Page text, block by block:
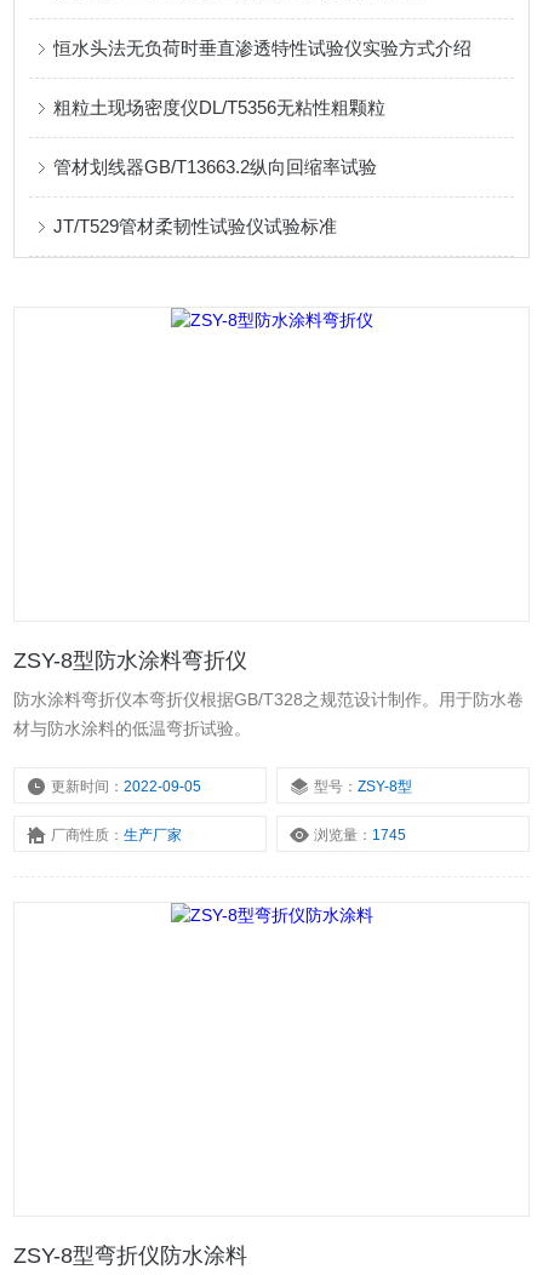
恒水头法无负荷时垂直渗透特性试验仪实验方式介绍
粗粒土现场密度仪DL/T5356无粘性粗颗粒
管材划线器GB/T13663.2纵向回缩率试验
JT/T529管材柔韧性试验仪试验标准
ZSY-8型防水涂料弯折仪
防水涂料弯折仪本弯折仪根据GB/T328之规范设计制作。用于防水卷
材与防水涂料的低温弯折试验。
更新时间：2022-09-05 型号：ZSY-8型
厂商性质：生产厂家 浏览量： 1745
ZSY-8型弯折仪防水涂料